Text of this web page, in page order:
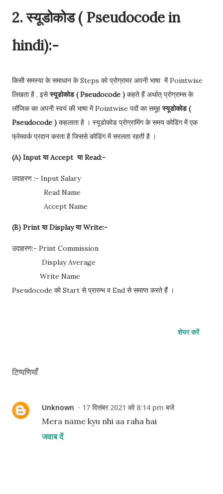
2. स्यूडोकोड ( Pseudocode in
hindi):-
किसी समस्या के समाधान के Steps को प्रोग्रामर अपनी भाषा में Pointwise
लिखता है , इसेस्यूडोकोड ( Pseudocode ) कहते हैं अर्थात् प्रोग्राम्स के
लॉजिक का अपनी स्वयं की भाषा में Pointwise पदों का समूहस्यूडोकोड (
Pseudocode ) कहलाता है । स्यूडोकोड प्रोग्रामिंग के समय कोडिंग में एक
फ्रेमवर्क प्रदान करता है जिससे कोडिंग में सरलता रहती है ।
(A) Input या Accept या Read:-
उदाहरण :- Input Salary
Read Name
Accept Name
(B) Print या Display या Write:-
उदाहरण:- Print Commission
Display Average
Write Name
Pseudocode को Start से प्रारम्भ व End से समाप्त करते हैं ।
शेयर करें
टिप्पणियाँ
Unknown 17 दिसंबर 2021 को 8:14 pm बजे
Mera name kyu nhi aa raha hai
जवाब दें